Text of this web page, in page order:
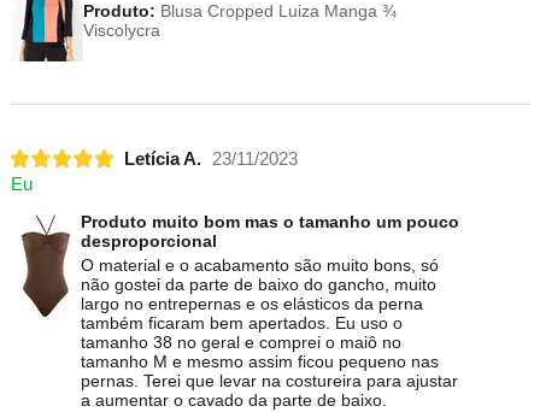
Produto: Blusa Cropped Luiza Manga ¾
Viscolycra
Letícia A.
23/11/2023
Eu
Produto muito bom mas o tamanho um pouco
desproporcional
O material e o acabamento são muito bons, só
não gostei da parte de baixo do gancho, muito
largo no entrepernas e os elásticos da perna
também ficaram bem apertados. Eu uso o
tamanho 38 no geral e comprei o maiô no
tamanho M e mesmo assim ficou pequeno nas
pernas. Terei que levar na costureira para ajustar
a aumentar o cavado da parte de baixo.